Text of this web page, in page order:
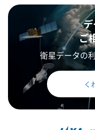
ご
衛星データの
く